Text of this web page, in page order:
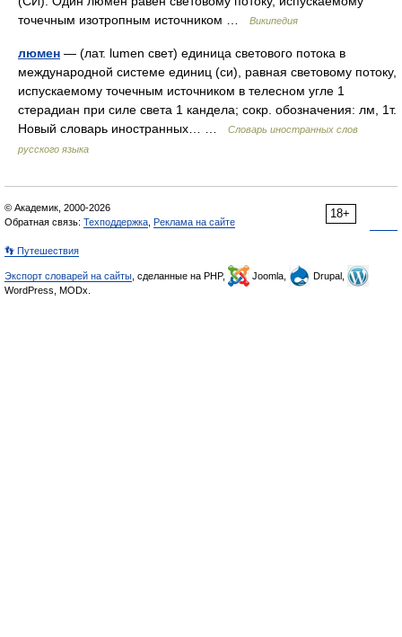
точечным изотропным источником …
Википедия
люмен — (лат. lumen свет) единица светового потока в
международной системе единиц (си), равная световому потоку,
испускаемому точечным источником в телесном угле 1
стерадиан при силе света 1 кандела; сокр. обозначения: лм, 1т.
Новый словарь иностранных… …
Словарь иностранных слов
русского языка
18+
© Академик, 2000-2026
Обратная связь: Техподдержка Реклама на сайте
👣 Путешествия
Экспорт словарей на сайты , сделанные на PHP, Joomla,
Drupal,
WordPress, MODx.